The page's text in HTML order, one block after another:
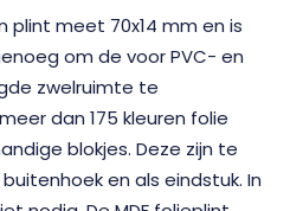
plint meet 70x14 mm en is
om de voor PVC- en
zwelruimte te
dan 175 kleuren folie
blokjes. Deze zijn te
en als eindstuk. In